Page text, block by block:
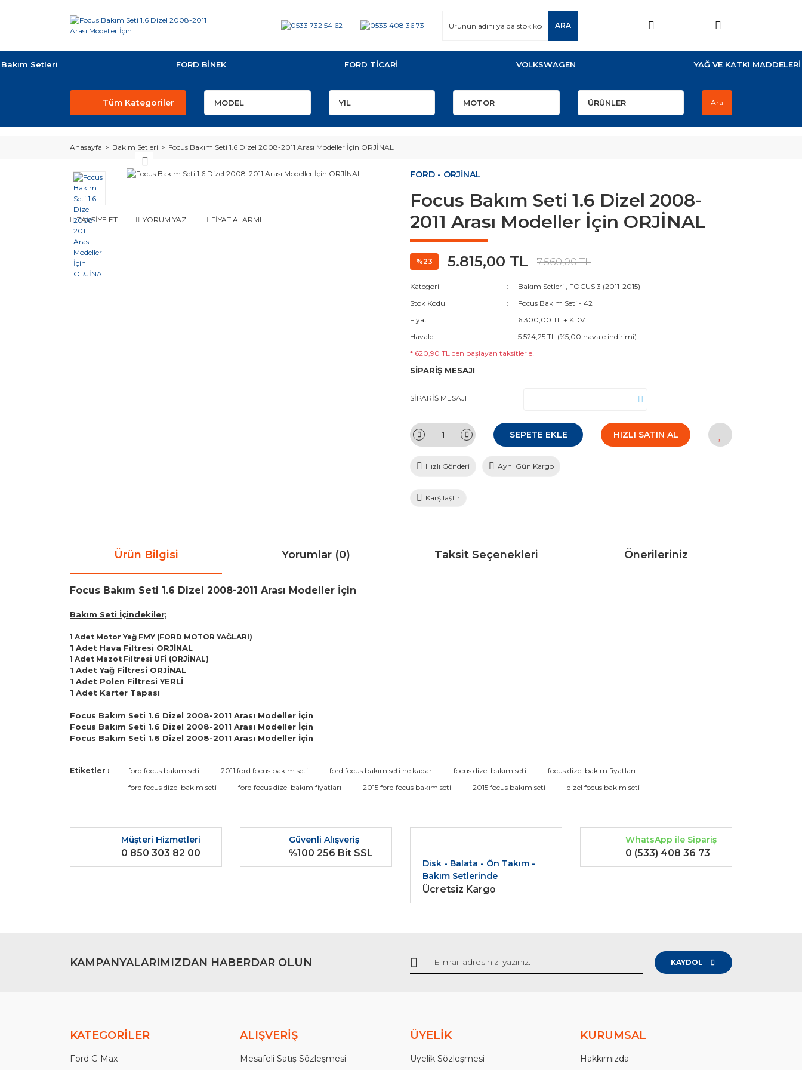
ARA
Bakım Setleri FORD BİNEK FORD TİCARİ VOLKSWAGEN YAĞ VE KATKI MADDELERİ
Tüm Kategoriler Ara
Anasayfa Bakım Setleri Focus Bakım Seti 1.6 Dizel 2008-2011 Arası Modeller İçin ORJİNAL
TAVSİYE ET YORUM YAZ FİYAT ALARMI
FORD - ORJİNAL
Focus Bakım Seti 1.6 Dizel 2008-
2011 Arası Modeller İçin ORJİNAL
%23 5.815,00 TL 7.560,00 TL
Kategori Bakım Setleri , FOCUS 3 (2011-2015)
Stok Kodu
Focus Bakım Seti - 42
Fiyat
6.300,00 TL + KDV
Havale
5.524,25 TL (%5,00 havale indirimi)
* 620,90 TL den başlayan taksitlerle!
SİPARİŞ MESAJI
SİPARİŞ MESAJI
SEPETE EKLE HIZLI SATIN AL
Hızlı Gönderi Aynı Gün Kargo
Karşılaştır
Ürün Bilgisi Yorumlar (0) Taksit Seçenekleri Önerileriniz
Focus Bakım Seti 1.6 Dizel 2008-2011 Arası Modeller İçin
Bakım Seti İçindekiler;
1 Adet Motor Yağ FMY (FORD MOTOR YAĞLARI)
1 Adet Hava Filtresi ORJİNAL
1 Adet Mazot Filtresi UFİ (ORJİNAL)
1 Adet Yağ Filtresi ORJİNAL
1 Adet Polen Filtresi YERLİ
1 Adet Karter Tapası
Focus Bakım Seti 1.6 Dizel 2008-2011 Arası Modeller İçin
Focus Bakım Seti 1.6 Dizel 2008-2011 Arası Modeller İçin
Focus Bakım Seti 1.6 Dizel 2008-2011 Arası Modeller İçin
Bu ürüne ilk yorumu siz yapın!
Bu ürünün fiyat bilgisi, resim, ürün açıklamalarında ve diğer konularda yetersiz gördüğünüz noktaları öneri formunu kullanarak tarafımıza iletebilirsiniz.
Ürün açıklamasında eksik bilgiler bulunuyor.
Ürün bilgilerinde hatalar bulunuyor.
Gönder
Etiketler : ford focus bakım seti 2011 ford focus bakım seti ford focus bakım seti ne kadar focus dizel bakım seti
focus dizel bakım fiyatları
ford focus dizel bakım seti
ford focus dizel bakım fiyatları 2015 ford focus bakım seti 2015 focus bakım seti dizel focus bakım seti
Müşteri Hizmetleri
0 850 303 82 00
Güvenli Alışveriş
%100 256 Bit SSL
Disk - Balata - Ön Takım -
Bakım Setlerinde
Ücretsiz Kargo
WhatsApp ile Sipariş
0 (533) 408 36 73
KAMPANYALARIMIZDAN HABERDAR OLUN KAYDOL
KATEGORİLER
Ford C-Max
ALIŞVERİŞ
Mesafeli Satış Sözleşmesi
ÜYELİK
Üyelik Sözleşmesi
KURUMSAL
Hakkımızda